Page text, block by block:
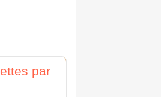
par